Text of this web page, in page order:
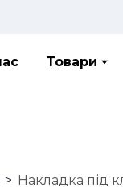
Товари
Накладка під